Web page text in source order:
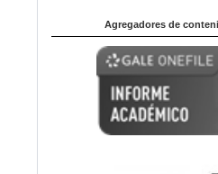
Agregadores de